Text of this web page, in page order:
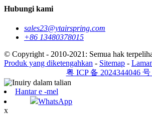
Hubungi kami
sales23@ytairspring.com
+86 13480378015
© Copyright - 2010-2021: Semua hak
Produk yang diketengahkan - Sitemap -
粤 ICP 备 2024344046 号
Hantar e -mel
WhatsApp
x